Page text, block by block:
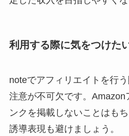
利用する際に気をつけた
noteでアフィリエイトを行
注意が不可欠です。Amazon
ンクを掲載しないことはも
誘導表現も避けましょう。